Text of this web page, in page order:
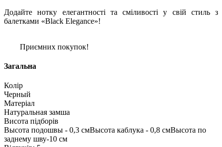
Додайте нотку елегантності та сміливості у свій стиль з
балетками «Black Elegance»!
Приємних покупок!
Загальна
Колір
Черный
Матеріал
Натуральная замша
Висота підборів
Высота подошвы - 0,3 смВысота каблука - 0,8 смВысота по
заднему шву-10 см